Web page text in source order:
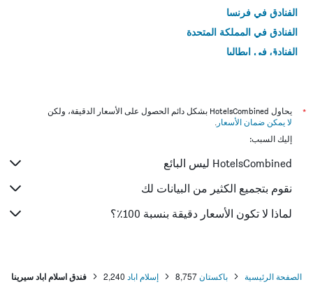
الفنادق في فرنسا
الفنادق في المملكة المتحدة
الفنادق في إيطاليا
*
يحاول HotelsCombined بشكل دائم الحصول على الأسعار الدقيقة، ولكن
لا يمكن ضمان الأسعار .
إليك السبب:
HotelsCombined ليس البائع
نقوم بتجميع الكثير من البيانات لك
لماذا لا تكون الأسعار دقيقة بنسبة 100٪؟
الصفحة الرئيسية باكستان8,757 إسلام اباد 2,240 فندق اسلام اباد سيرينا